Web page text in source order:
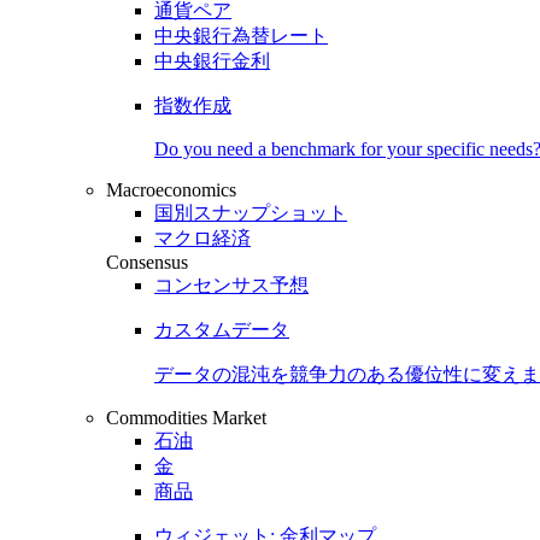
通貨ペア
中央銀行為替レート
中央銀行金利
指数作成
Do you need a benchmark for your specific needs?
Macroeconomics
国別スナップショット
マクロ経済
Consensus
コンセンサス予想
カスタムデータ
データの混沌を競争力のある優位性に変え
Commodities Market
石油
金
商品
ウィジェット: 金利マップ